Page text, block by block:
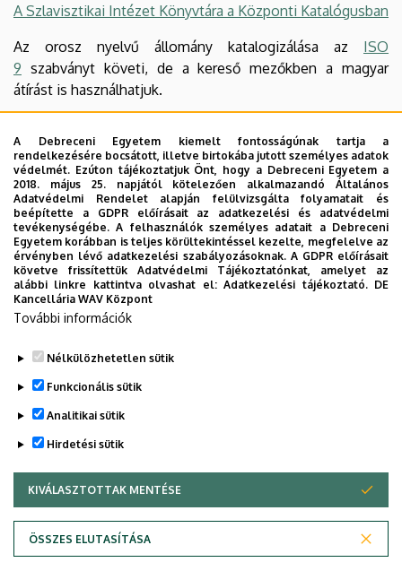
A Szlavisztikai Intézet Könyvtára a Központi Katalógusban
Az orosz nyelvű állomány katalogizálása az ISO
9 szabványt követi, de a kereső mezőkben a magyar
átírást is használhatjuk.
megfelelő átírásához (Russian – ISO 9 transliteration
system)
A virtuális billentyűzet segítségével gépeljük be a cirill
karaktersort (a szerző nevét vagy a tétel címét), majd a
"To Latin script" gomb kiválasztásával megkapjuk az ISO 9
szabvány szerinti transzliterációt.
Cirill betűk átírása néhány latin és nem latin ábécét
használó nyelvre
Cirill betűs szöveg átírása más nyelvekre
Legutóbbi frissítés: 2026. 07. 14. 23:10
Adatvédelem
A Debreceni Egyetem kiemelt fontosságúnak tartja a
rendelkezésére bocsátott, illetve birtokába jutott személyes adatok
védelmét. Ezúton tájékoztatjuk Önt, hogy a Debreceni Egyetem a
2018. május 25. napjától kötelezően alkalmazandó Általános
Adatvédelmi Rendelet alapján felülvizsgálta folyamatait és
beépítette a GDPR előírásait az adatkezelési és adatvédelmi
tevékenységébe. A felhasználók személyes adatait a Debreceni
Egyetem korábban is teljes körültekintéssel kezelte, megfelelve az
érvényben lévő adatkezelési szabályozásoknak. A GDPR előírásait
követve frissítettük Adatvédelmi Tájékoztatónkat, amelyet az
alábbi linkre kattintva olvashat el:Adatkezelési tájékoztató. DE
Kancellária WAV Központ
További információk
Nélkülözhetetlen sütik
Funkcionális sütik
Analitikai sütik
Hirdetési sütik
KIVÁLASZTOTTAK MENTÉSE
ÖSSZES ELUTASÍTÁSA
WITHDRAW CONSENT